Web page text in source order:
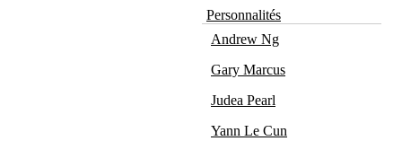
Personnalités
Andrew Ng
Gary Marcus
Judea Pearl
Yann Le Cun